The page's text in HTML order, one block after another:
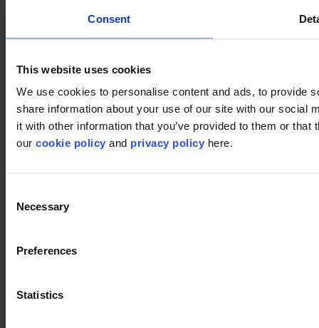
Consent
This website uses cookies
We use cookies to personalise content and ads, to provide
share information about your use of our site with our social
it with other information that you’ve provided to them or
our cookie policy and privacy policy here.
Selection
Necessary
Preferences
Statistics
Pixel 995